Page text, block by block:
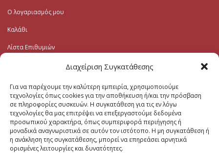
Διαχείριση Συγκατάθεσης
Για να παρέχουμε την καλύτερη εμπειρία, χρησιμοποιούμε
τεχνολογίες όπως cookies για την αποθήκευση ή/και την πρόσβαση
σε πληροφορίες συσκευών. Η συγκατάθεση για τις εν λόγω
τεχνολογίες θα μας επιτρέψει να επεξεργαστούμε δεδομένα
προσωπικού χαρακτήρα, όπως συμπεριφορά περιήγησης ή
μοναδικά αναγνωριστικά σε αυτόν τον ιστότοπο. Η μη συγκατάθεση ή
η ανάκληση της συγκατάθεσης, μπορεί να επηρεάσει αρνητικά
ορισμένες λειτουργίες και δυνατότητες.
Ο λογαριασμός μου
Καλάθι
Λίστα Επιθυμιών
Εγγραφή στο Ενημερωτικό
Το Email σας (υποχρεωτικο)
Μηνυμα